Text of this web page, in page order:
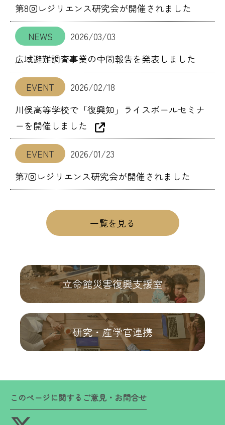
第8回レジリエンス研究会が開催されました
NEWS
2026/03/03
広域避難調査事業の中間報告を発表しました
EVENT
2026/02/18
川俣高等学校で「復興知」ライスボールセミナ
ーを開催しました
EVENT
2026/01/23
第7回レジリエンス研究会が開催されました
一覧を見る
立命館災害復興支援室
研究・産学官連携
このページに関するご意見・お問合せ